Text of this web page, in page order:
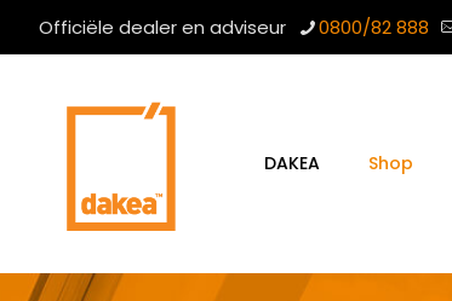
Officiële dealer en adviseur 0800/82 888
DAKEA Shop